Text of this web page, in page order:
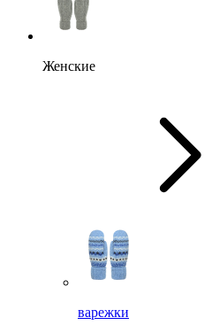
Женские
варежки